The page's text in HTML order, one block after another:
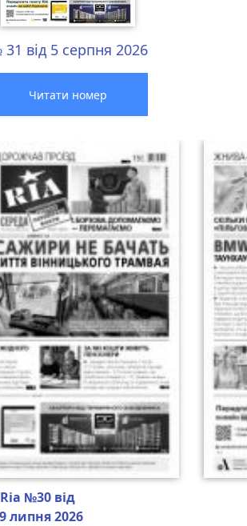
від 5 серпня 2026
Читати номер
Ria №30 від
липня 2026